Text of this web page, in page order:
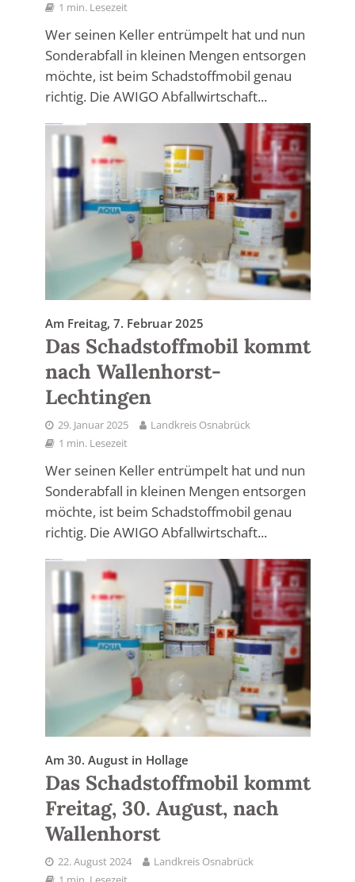
1 min. Lesezeit
Wer seinen Keller entrümpelt hat und nun
Sonderabfall in kleinen Mengen entsorgen
möchte, ist beim Schadstoffmobil genau
richtig. Die AWIGO Abfallwirtschaft...
Am Freitag, 7. Februar 2025
Das Schadstoffmobil kommt
nach Wallenhorst-
Lechtingen
29. Januar 2025
Landkreis Osnabrück
1 min. Lesezeit
Wer seinen Keller entrümpelt hat und nun
Sonderabfall in kleinen Mengen entsorgen
möchte, ist beim Schadstoffmobil genau
richtig. Die AWIGO Abfallwirtschaft...
Am 30. August in Hollage
Das Schadstoffmobil kommt
Freitag, 30. August, nach
Wallenhorst
22. August 2024
Landkreis Osnabrück